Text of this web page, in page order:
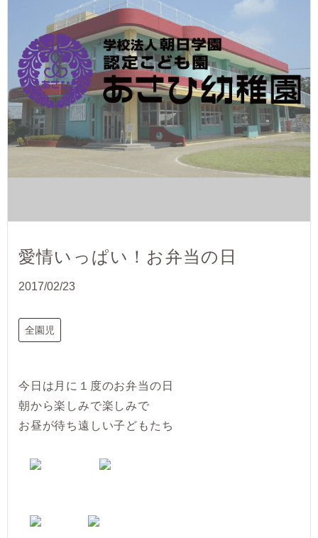
愛情いっぱい！お弁当の日
2017/02/23
全園児
今日は月に１度のお弁当の日
朝から楽しみで楽しみで
お昼が待ち遠しい子どもたち